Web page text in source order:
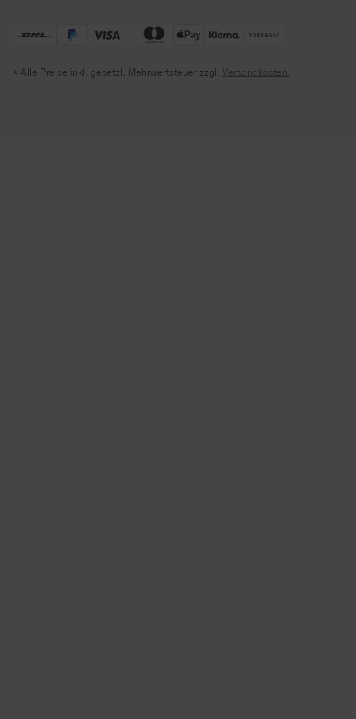
* Alle Preise inkl. gesetzl. Mehrwertsteuer zzgl. Versandkosten